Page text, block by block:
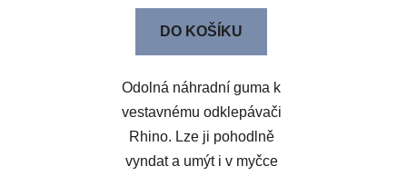
DO KOŠÍKU
Odolná náhradní guma k
vestavnému odklepávači
Rhino. Lze ji pohodlně
vyndat a umýt i v myčce